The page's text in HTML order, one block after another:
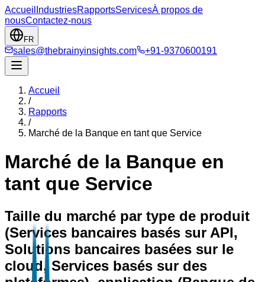
Accueil IndustriesRapportsServicesÀ propos de
nousContactez-nous
FR
sales@thebrainyinsights.com +91-9370600191
Accueil
/
Rapports
/
Marché de la Banque en tant que Service
Marché de la Banque en
tant que Service
Taille du marché par type de produit
(Services bancaires basés sur API,
Solutions bancaires basées sur le
cloud, Services basés sur des